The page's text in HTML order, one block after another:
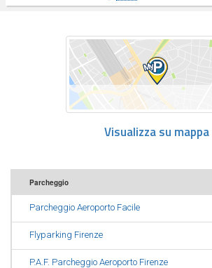
Visualizza su mappa
Parcheggio
Parcheggio Aeroporto Facile
Flyparking Firenze
P.A.F. Parcheggio Aeroporto Firenze